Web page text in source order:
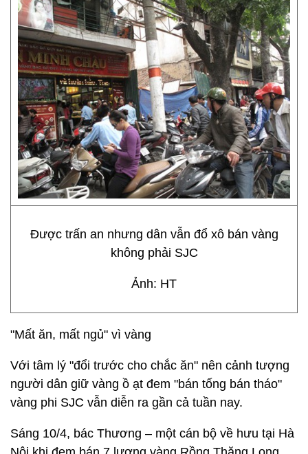
Được trấn an nhưng dân vẫn đổ xô bán vàng
không phải SJC
Ảnh: HT
"Mất ăn, mất ngủ" vì vàng
Với tâm lý "đổi trước cho chắc ăn" nên cảnh tượng
người dân giữ vàng ồ ạt đem "bán tống bán tháo"
vàng phi SJC vẫn diễn ra gần cả tuần nay.
Sáng 10/4, bác Thương – một cán bộ về hưu tại Hà